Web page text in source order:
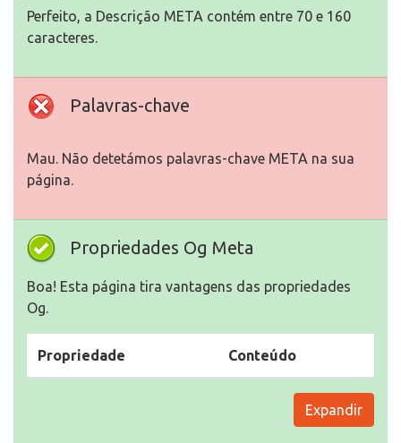
Perfeito, a Descrição META contém entre 70 e 160
caracteres.
Palavras-chave
Mau. Não detetámos palavras-chave META na sua
página.
Propriedades Og Meta
Boa! Esta página tira vantagens das propriedades
Og.
Propriedade Conteúdo
Expandir